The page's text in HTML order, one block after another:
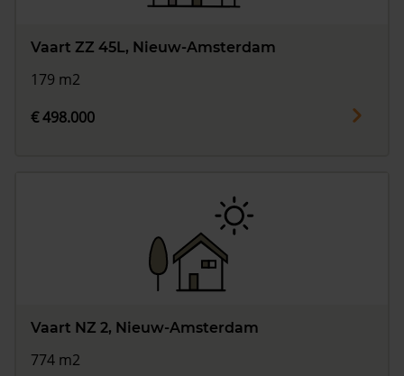
Vaart ZZ 45L, Nieuw-Amsterdam
179 m2
€ 498.000
Vaart NZ 2, Nieuw-Amsterdam
774 m2